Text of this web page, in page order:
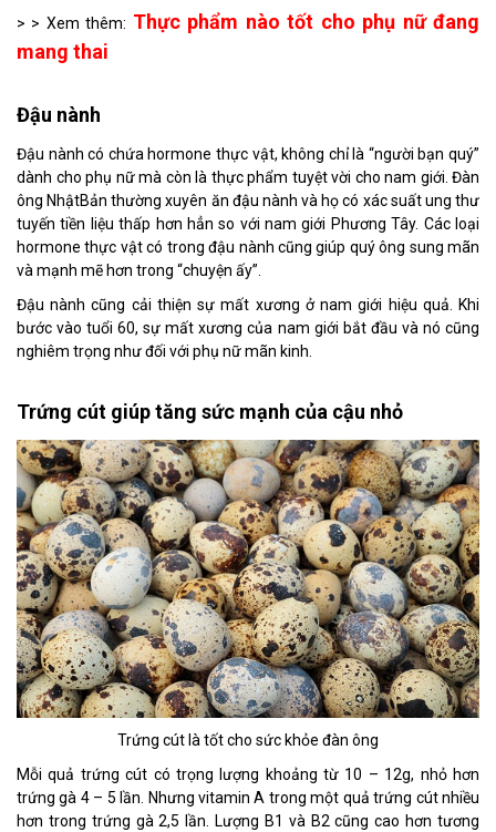
> > Xem thêm: Thực phẩm nào tốt cho phụ nữ đang
mang thai
Đậu nành
Đậu nành có chứa hormone thực vật, không chỉ là “người bạn quý”
dành cho phụ nữ mà còn là thực phẩm tuyệt vời cho nam giới. Đàn
ông NhậtBản thường xuyên ăn đậu nành và họ có xác suất ung thư
tuyến tiền liệu thấp hơn hẳn so với nam giới Phương Tây. Các loại
hormone thực vật có trong đậu nành cũng giúp quý ông sung mãn
và mạnh mẽ hơn trong “chuyện ấy”.
Đậu nành cũng cải thiện sự mất xương ở nam giới hiệu quả. Khi
bước vào tuổi 60, sự mất xương của nam giới bắt đầu và nó cũng
nghiêm trọng như đối với phụ nữ mãn kinh.
Trứng cút giúp tăng sức mạnh của cậu nhỏ
Trứng cút là tốt cho sức khỏe đàn ông
Mỗi quả trứng cút có trọng lượng khoảng từ 10 – 12g, nhỏ hơn
trứng gà 4 – 5 lần. Nhưng vitamin A trong một quả trứng cút nhiều
hơn trong trứng gà 2,5 lần. Lượng B1 và B2 cũng cao hơn tương